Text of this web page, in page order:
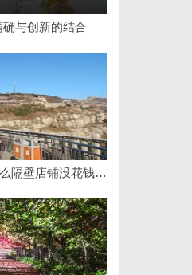
与创新的结合
开店最怕“搜不到”为什么隔壁店铺没花钱，ai却天天给他免费派单？